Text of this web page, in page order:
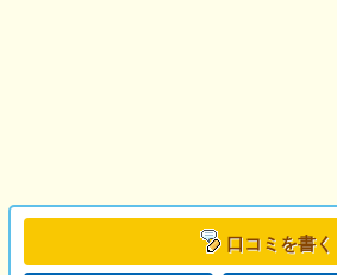
口コミを書く